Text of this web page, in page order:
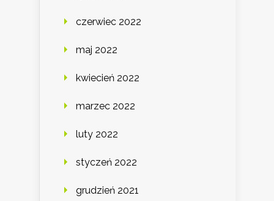
czerwiec 2022
maj 2022
kwiecień 2022
marzec 2022
luty 2022
styczeń 2022
grudzień 2021